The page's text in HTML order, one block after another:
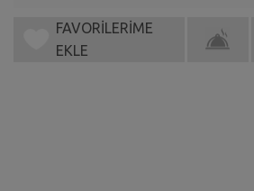
FAVORİLERİME
EKLE